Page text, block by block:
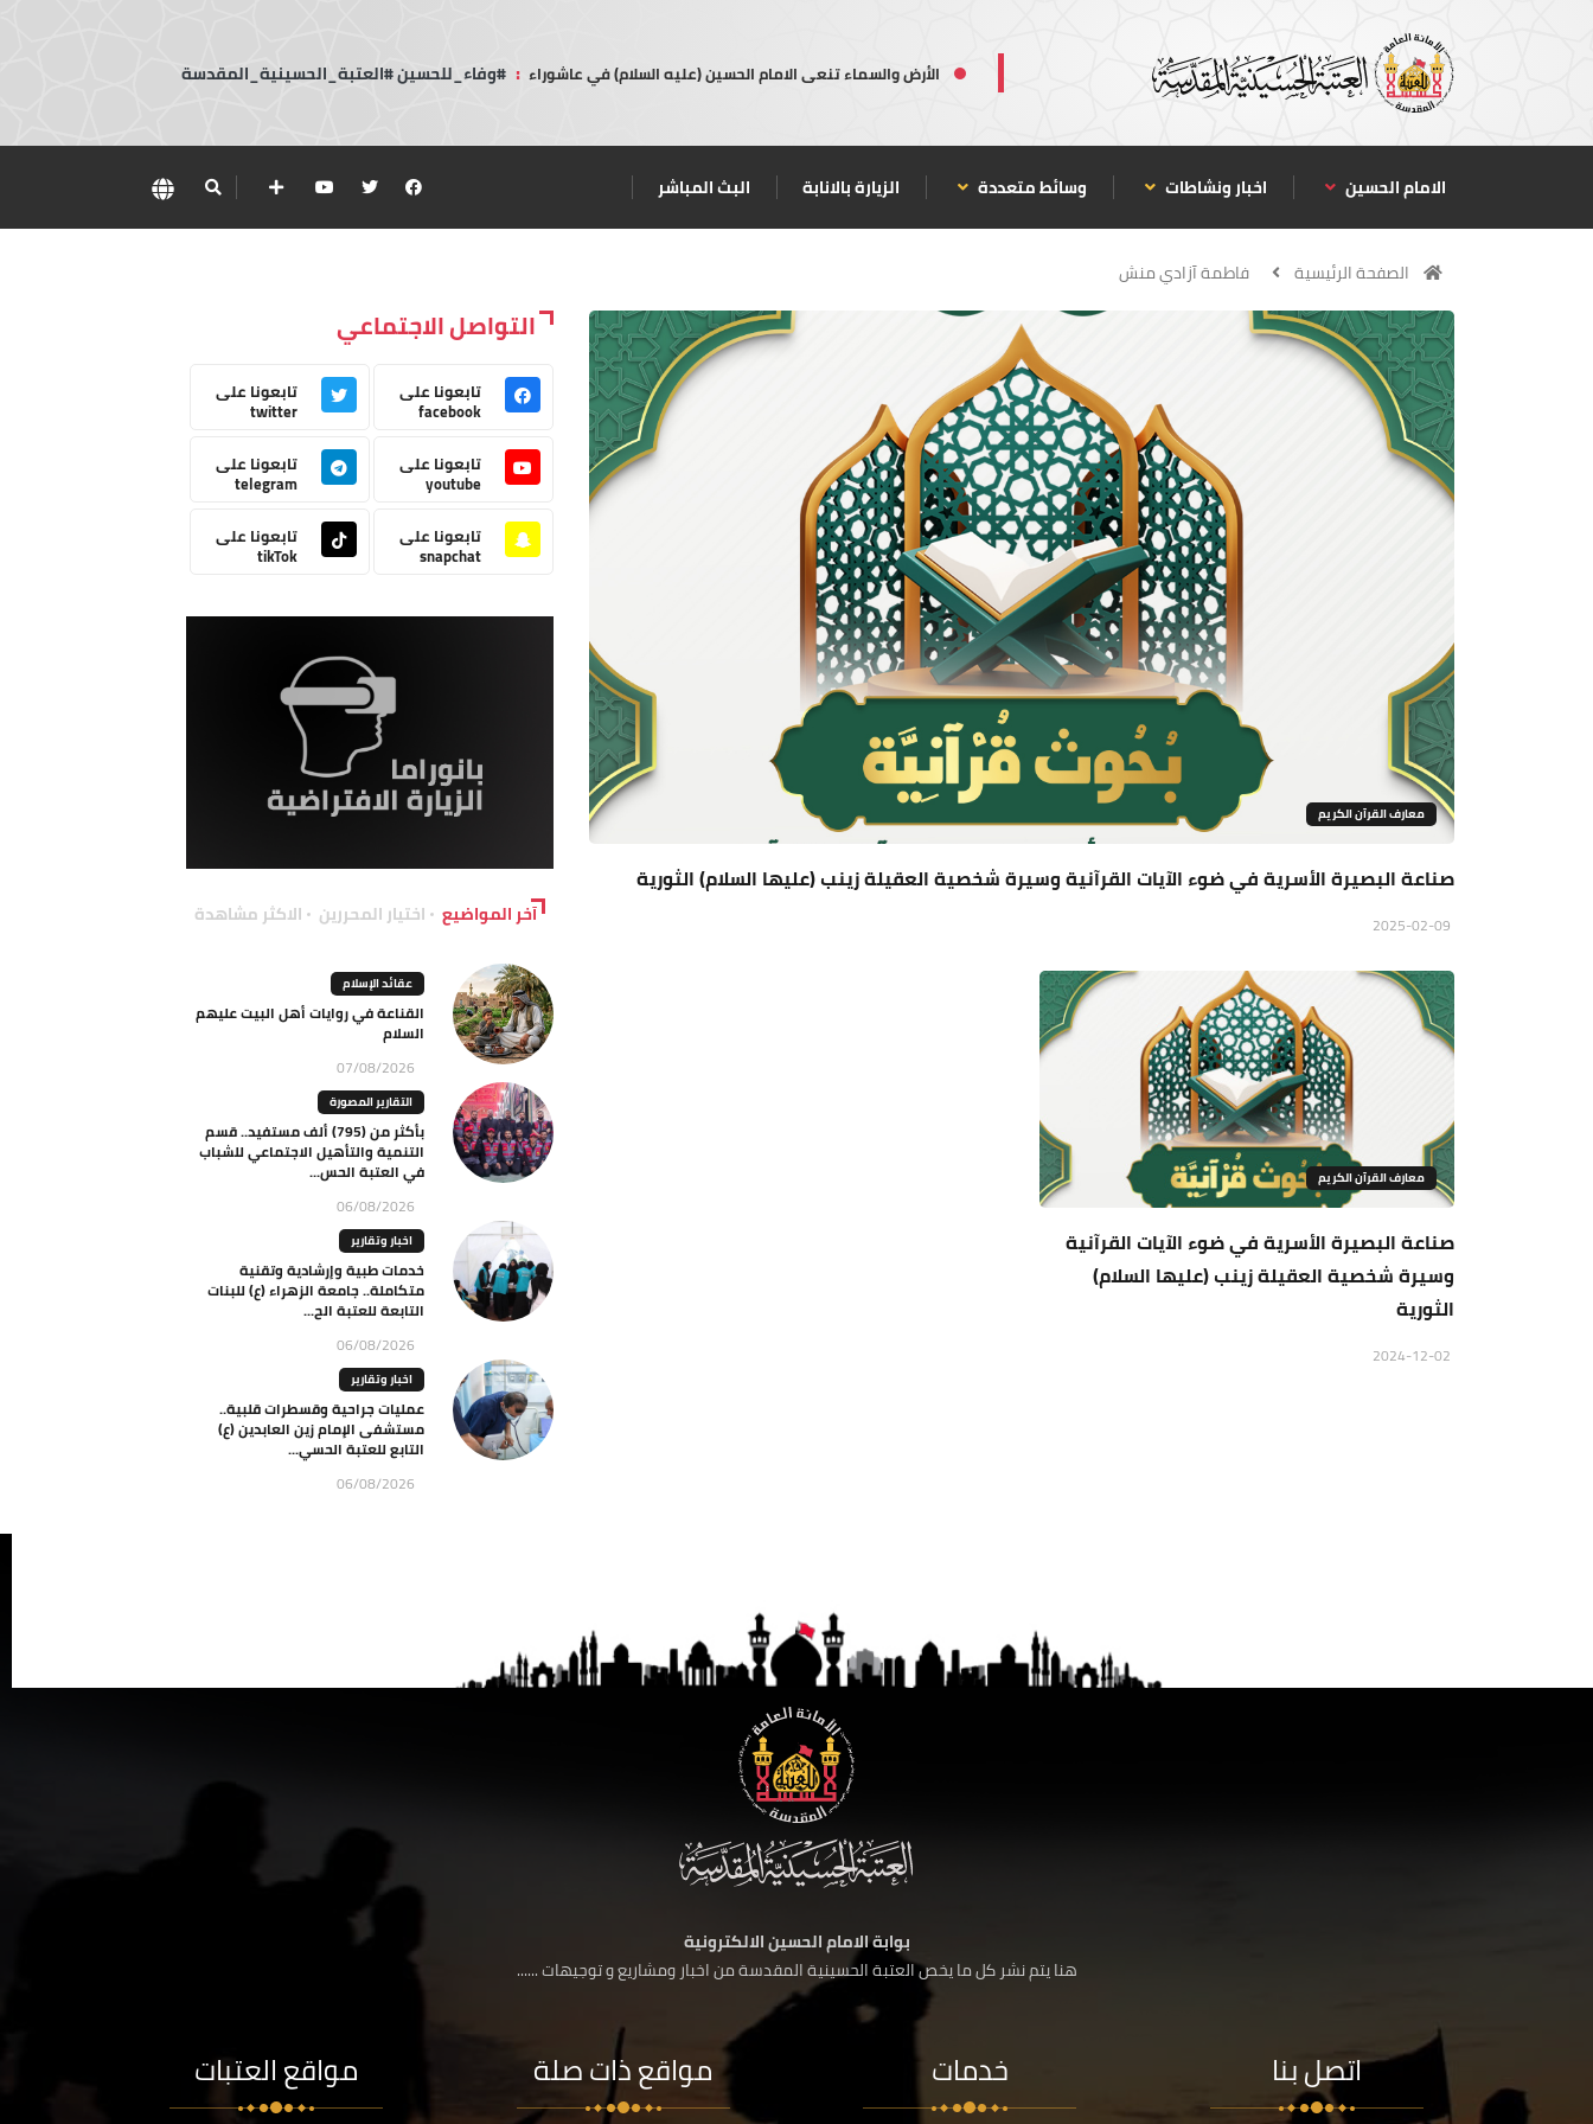
الأرض والسماء تنعى الامام الحسين (عليه السلام) في عاشوراء : #وفاء_للحسين #العتبة_الحسينية_المقدسة
الامام الحسين اخبار ونشاطات وسائط متعددة الزيارة بالانابة البث المباشر
الصفحة الرئيسية فاطمة آزادي منش
معارف القرآن الكريم
صناعة البصیرة الأسریة في ضوء الآیات القرآنیة وسيرة شخصیة العقیلة زینب (عليها السلام) الثورية
معارف القرآن الكريم
صناعة البصیرة الأسریة في ضوء الآیات القرآنیة
وسيرة شخصیة العقیلة زینب (عليها السلام)
الثورية
التواصل الاجتماعي
تابعونا على
facebook
تابعونا على
twitter
تابعونا على
youtube
تابعونا على
telegram
تابعونا على
snapchat
تابعونا على
tikTok
آخر المواضيع اختيار المحررين الاكثر مشاهدة
عقائد الإسلام
القناعة في روايات أهل البيت عليهم
السلام
07/08/2026
التقارير المصورة
بأكثر من (795) ألف مستفيد.. قسم
التنمية والتأهيل الاجتماعي للشباب
في العتبة الحس...
06/08/2026
اخبار وتقارير
خدمات طبية وإرشادية وتقنية
متكاملة.. جامعة الزهراء (ع) للبنات
التابعة للعتبة الح...
06/08/2026
اخبار وتقارير
عمليات جراحية وقسطرات قلبية..
مستشفى الإمام زين العابدين (ع)
التابع للعتبة الحسي...
06/08/2026
بوابة الامام الحسين الالكترونية
هنا يتم نشر كل ما يخص العتبة الحسينية المقدسة من اخبار ومشاريع و توجيهات ......
اتصل بنا خدمات مواقع ذات صلة مواقع العتبات